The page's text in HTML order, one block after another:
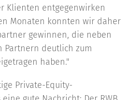
Klienten entgegenwirken
Monaten konnten wir daher
gewinnen, die neben
Partnern deutlich zum
haben."
Private-Equity-